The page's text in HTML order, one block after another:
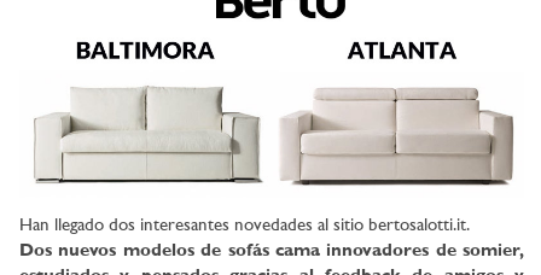
Han llegado dos interesantes novedades al sitio bertosalotti.it.
Dos nuevos modelos de sofás cama innovadores de somier,